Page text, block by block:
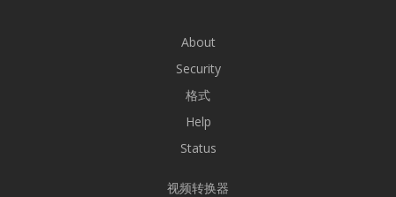
About
Security
格式
Help
Status
视频转换器